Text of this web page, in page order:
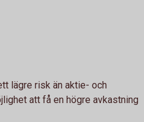
lägre risk än aktie- och
att få en högre avkastning